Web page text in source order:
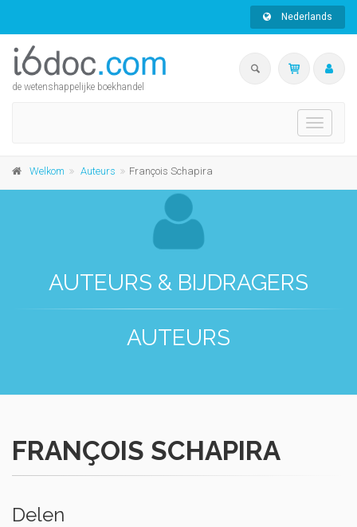
Nederlands
de wetenshappelijke boekhandel
Toggle
Welkom Auteurs François Schapira
AUTEURS & BIJDRAGERS
AUTEURS
FRANÇOIS SCHAPIRA
Delen